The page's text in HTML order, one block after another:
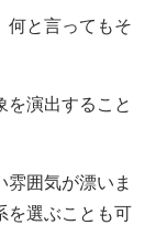
何と言ってもそ
を演出すること
雰囲気が漂いま
を選ぶことも可